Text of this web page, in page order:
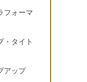
フォーマ
・タイト
アップ